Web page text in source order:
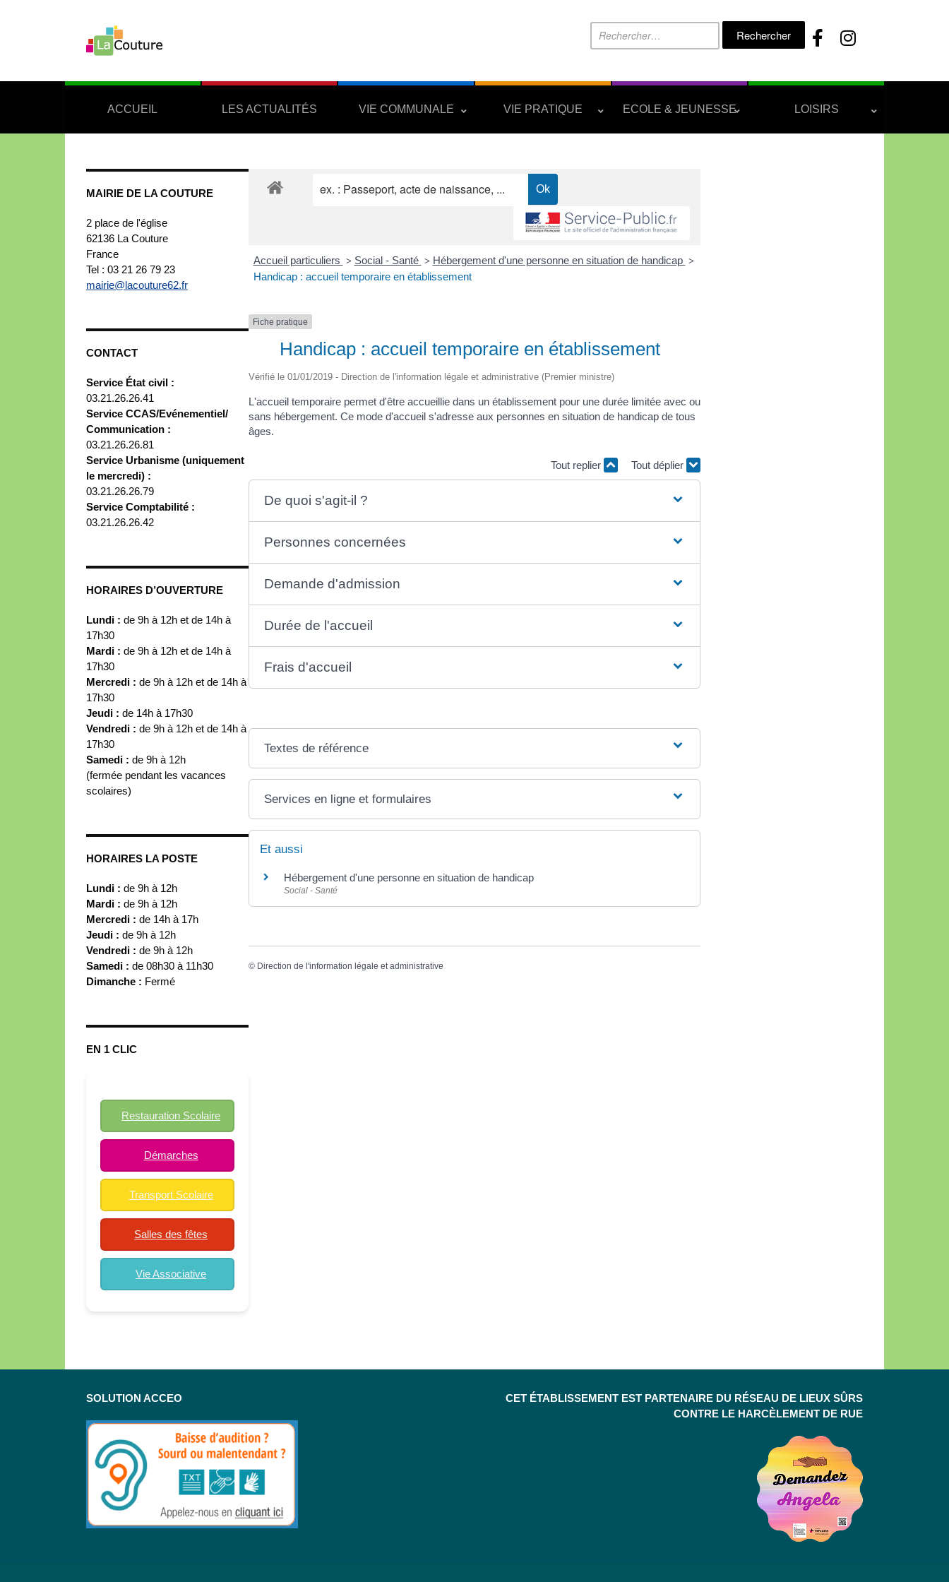
Rechercher :
ACCUEIL LES ACTUALITÉS VIE COMMUNALE VIE PRATIQUE ECOLE & JEUNESSE LOISIRS
MAIRIE DE LA COUTURE
2 place de l'église
62136 La Couture
France
Tel : 03 21 26 79 23
mairie@lacouture62.fr
CONTACT
Service État civil :
03.21.26.26.41
Service CCAS/Evénementiel/
Communication :
03.21.26.26.81
Service Urbanisme (uniquement
le mercredi) :
03.21.26.26.79
Service Comptabilité :
03.21.26.26.42
HORAIRES D’OUVERTURE
Lundi : de 9h à 12h et de 14h à
17h30
Mardi : de 9h à 12h et de 14h à
17h30
Mercredi : de 9h à 12h et de 14h à
17h30
Jeudi : de 14h à 17h30
Vendredi : de 9h à 12h et de 14h à
17h30
Samedi : de 9h à 12h
(fermée pendant les vacances
scolaires)
HORAIRES LA POSTE
Lundi : de 9h à 12h
Mardi : de 9h à 12h
Mercredi : de 14h à 17h
Jeudi : de 9h à 12h
Vendredi : de 9h à 12h
Samedi : de 08h30 à 11h30
Dimanche : Fermé
EN 1 CLIC
Restauration Scolaire
Démarches
Transport Scolaire
Salles des fêtes
Vie Associative
Accueil particuliers > Social - Santé > Hébergement d'une personne en situation de handicap >
Handicap : accueil temporaire en établissement
Fiche pratique
Handicap : accueil temporaire en établissement
Vérifié le 01/01/2019 - Direction de l'information légale et administrative (Premier ministre)
L'accueil temporaire permet d'être accueillie dans un établissement pour une durée limitée avec ou
sans hébergement. Ce mode d'accueil s'adresse aux personnes en situation de handicap de tous
âges.
Tout replier Tout déplier
De quoi s'agit-il ?
Personnes concernées
Demande d'admission
Durée de l'accueil
Frais d'accueil
Textes de référence
Services en ligne et formulaires
Et aussi
Hébergement d'une personne en situation de handicap
Social - Santé
© Direction de l'information légale et administrative
SOLUTION ACCEO
CET ÉTABLISSEMENT EST PARTENAIRE DU RÉSEAU DE LIEUX SÛRS
CONTRE LE HARCÈLEMENT DE RUE